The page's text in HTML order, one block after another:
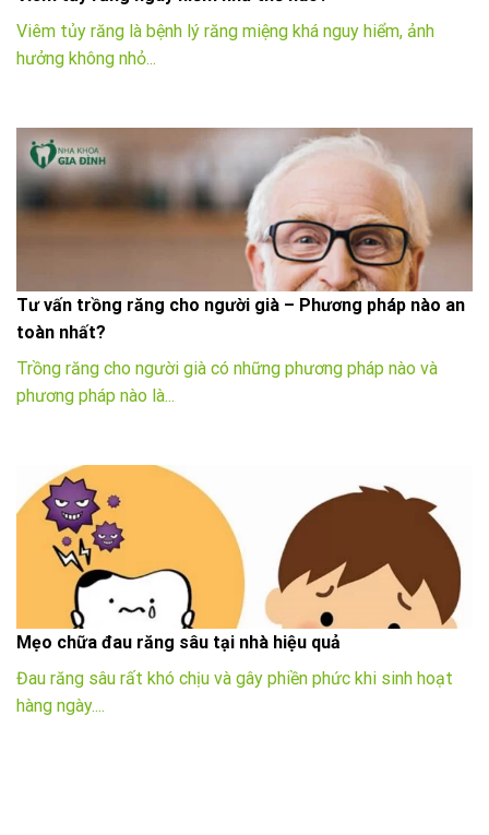
Viêm tủy răng là bệnh lý răng miệng khá nguy hiểm, ảnh
hưởng không nhỏ...
Tư vấn trồng răng cho người già – Phương pháp nào an
toàn nhất?
Trồng răng cho người già có những phương pháp nào và
phương pháp nào là...
Mẹo chữa đau răng sâu tại nhà hiệu quả
Đau răng sâu rất khó chịu và gây phiền phức khi sinh hoạt
hàng ngày....